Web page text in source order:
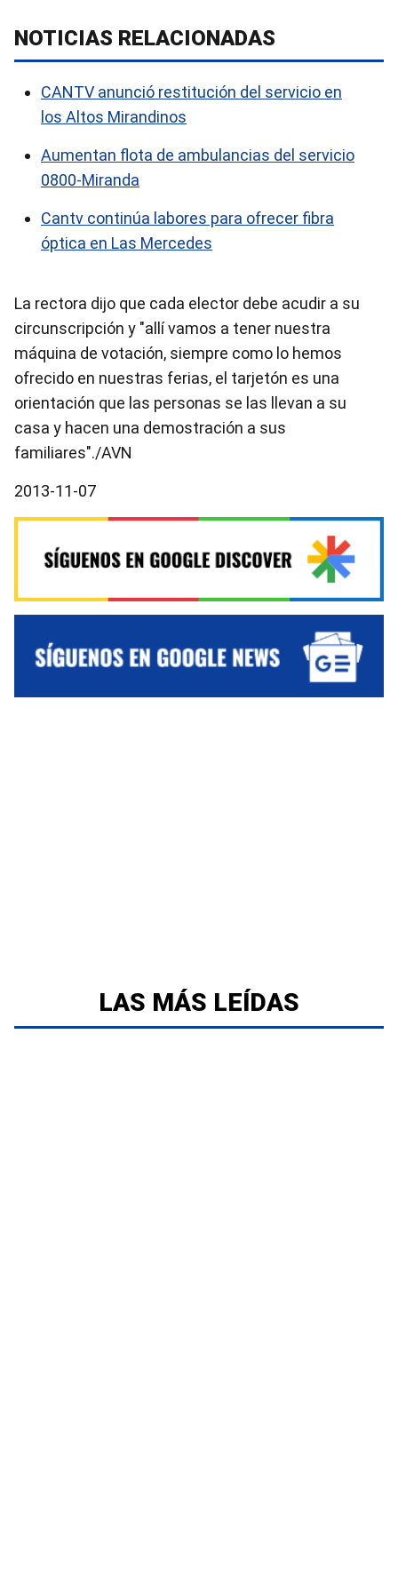
NOTICIAS RELACIONADAS
CANTV anunció restitución del servicio en
los Altos Mirandinos
Aumentan flota de ambulancias del servicio
0800-Miranda
Cantv continúa labores para ofrecer fibra
óptica en Las Mercedes
La rectora dijo que cada elector debe acudir a su
circunscripción y "allí vamos a tener nuestra
máquina de votación, siempre como lo hemos
ofrecido en nuestras ferias, el tarjetón es una
orientación que las personas se las llevan a su
casa y hacen una demostración a sus
familiares"./AVN
2013-11-07
LAS MÁS LEÍDAS